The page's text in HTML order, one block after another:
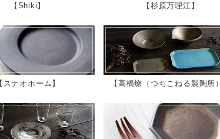
Shiki 杉原万理江
スナオホーム 高橋燎（つちこねる製陶所）